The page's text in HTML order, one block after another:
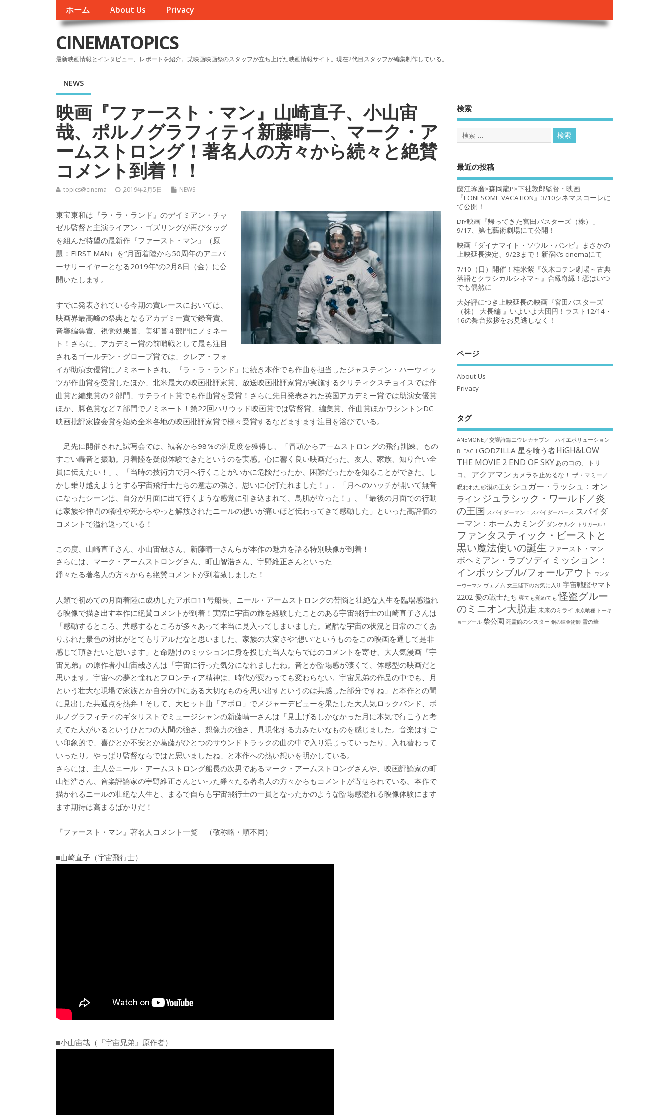
ホーム About Us Privacy
CINEMATOPICS
最新映画情報とインタビュー、レポートを紹介。某映画映画祭のスタッフが立ち上げた映画情報サイト。現在2代目スタッフが編集制作している。
NEWS
映画『ファースト・マン』山崎直子、小山宙
哉、ポルノグラフィティ新藤晴一、マーク・ア
ームストロング！著名人の方々から続々と絶賛
コメント到着！！
topics@cinema 2019年2月5日 NEWS
東宝東和は『ラ・ラ・ランド』のデイミアン・チャ
ゼル監督と主演ライアン・ゴズリングが再びタッグ
を組んだ待望の最新作『ファースト・マン』（原
題：FIRST MAN）を“月面着陸から50周年のアニバ
ーサリーイヤーとなる2019年”の2月8日（金）に公
開いたします。
すでに発表されている今期の賞レースにおいては、
映画界最高峰の祭典となるアカデミー賞で録音賞、
音響編集賞、視覚効果賞、美術賞４部門にノミネー
ト！さらに、アカデミー賞の前哨戦として最も注目
されるゴールデン・グローブ賞では、クレア・フォ
イが助演女優賞にノミネートされ、『ラ・ラ・ランド』に続き本作でも作曲を担当したジャスティン・ハーウィッ
ツが作曲賞を受賞したほか、北米最大の映画批評家賞、放送映画批評家賞が実施するクリティクスチョイスでは作
曲賞と編集賞の２部門、サテライト賞でも作曲賞を受賞！さらに先日発表された英国アカデミー賞では助演女優賞
ほか、脚色賞など７部門でノミネート！第22回ハリウッド映画賞では監督賞、編集賞、作曲賞ほかワシントンDC
映画批評家協会賞を始め全米各地の映画批評家賞で様々受賞するなどますます注目を浴びている。
一足先に開催された試写会では、観客から98％の満足度を獲得し、「冒頭からアームストロングの飛行訓練、もの
すごい轟音と振動。月着陸を疑似体験できたというのを実感。心に響く良い映画だった。友人、家族、知り合い全
員に伝えたい！」、「当時の技術力で月へ行くことがいかに危険だったか、困難だったかを知ることができた。し
かし乗り越えようとする宇宙飛行士たちの意志の強さ、思いに心打たれました！」、「月へのハッチが開いて無音
になったシーンは、自分が月面に出て行くような感覚に引き込まれて、鳥肌が立った！」、「最後の月面での行動
は家族や仲間の犠牲や死からやっと解放されたニールの想いが痛いほど伝わってきて感動した」といった高評価の
コメントで溢れ返っている！
この度、山崎直子さん、小山宙哉さん、新藤晴一さんらが本作の魅力を語る特別映像が到着！
さらには、マーク・アームストロングさん、町山智浩さん、宇野維正さんといった
錚々たる著名人の方々からも絶賛コメントが到着致しました！
人類で初めての月面着陸に成功したアポロ11号船長、ニール・アームストロングの苦悩と壮絶な人生を臨場感溢れ
る映像で描き出す本作に絶賛コメントが到着！実際に宇宙の旅を経験したことのある宇宙飛行士の山崎直子さんは
「感動するところ、共感するところが多々あって本当に見入ってしまいました。過酷な宇宙の状況と日常のごくあ
りふれた景色の対比がとてもリアルだなと思いました。家族の大変さや“想い”というものをこの映画を通して是非
感じて頂きたいと思います」と命懸けのミッションに身を投じた当人ならではのコメントを寄せ、大人気漫画『宇
宙兄弟』の原作者小山宙哉さんは「宇宙に行った気分になれましたね。音とか臨場感が凄くて、体感型の映画だと
思います。宇宙への夢と憧れとフロンティア精神は、時代が変わっても変わらない。宇宙兄弟の作品の中でも、月
という壮大な現場で家族とか自分の中にある大切なものを思い出すというのは共感した部分ですね」と本作との間
に見出した共通点を熱弁！そして、大ヒット曲「アポロ」でメジャーデビューを果たした大人気ロックバンド、ポ
ルノグラフィティのギタリストでミュージシャンの新藤晴一さんは「見上げるしかなかった月に本気で行こうと考
えてた人がいるというひとつの人間の強さ、想像力の強さ、具現化する力みたいなものを感じました。音楽はすご
い印象的で、喜びとか不安とか葛藤がひとつのサウンドトラックの曲の中で入り混じっていったり、入れ替わって
いったり。やっぱり監督ならではと思いましたね」と本作への熱い想いを明かしている。
さらには、主人公ニール・アームストロング船長の次男であるマーク・アームストロングさんや、映画評論家の町
山智浩さん、音楽評論家の宇野維正さんといった錚々たる著名人の方々からもコメントが寄せられている。本作で
描かれるニールの壮絶な人生と、まるで自らも宇宙飛行士の一員となったかのような臨場感溢れる映像体験にます
ます期待は高まるばかりだ！
『ファースト・マン』著名人コメント一覧 （敬称略・順不同）
■山崎直子（宇宙飛行士）
■小山宙哉（『宇宙兄弟』原作者）
検索
最近の投稿
藤江琢磨×森岡龍P×下社敦郎監督・映画
『LONESOME VACATION』3/10シネマスコーレに
て公開！
DIY映画『帰ってきた宮田バスターズ（株）」
9/17、第七藝術劇場にて公開！
映画『ダイナマイト・ソウル・バンビ』まさかの
上映延長決定、9/23まで！新宿K’s cinemaにて
7/10（日）開催！桂米紫『茨木コテン劇場～古典
落語とクラシカルシネマ～』合縁奇縁！恋はいつ
でも偶然に
大好評につき上映延長の映画『宮田バスターズ
（株）-大長編-』いよいよ大団円！ラスト12/14・
16の舞台挨拶をお見逃しなく！
ページ
About Us
Privacy
タグ
ANEMONE／交響詩篇エウレカセブン ハイエボリューション
BLEACH GODZILLA 星を喰う者 HiGH&LOW
THE MOVIE 2 END OF SKY あのコの、トリ
コ。
アクアマン カメラを止めるな！ ザ・マミー／
呪われた砂漠の王女 シュガー・ラッシュ：オン
ライン ジュラシック・ワールド／炎
の王国 スパイダーマン：スパイダーバース スパイダ
ーマン：ホームカミング ダンケルク トリガール！
ファンタスティック・ビーストと
黒い魔法使いの誕生 ファースト・マン
ボヘミアン・ラプソディ ミッション：
インポッシブル/フォールアウト ワンダ
ーウーマン ヴェノム 女王陛下のお気に入り 宇宙戦艦ヤマト
2202-愛の戦士たち 寝ても覚めても 怪盗グルー
のミニオン大脱走 未来のミライ 東京喰種 トーキ
ョーグール 柴公園 死霊館のシスター 鋼の錬金術師 雪の華